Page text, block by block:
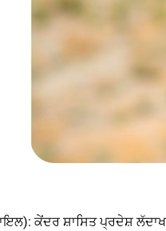
ਕੇਂਦਰ ਸ਼ਾਸਿਤ ਪ੍ਰਦੇਸ਼